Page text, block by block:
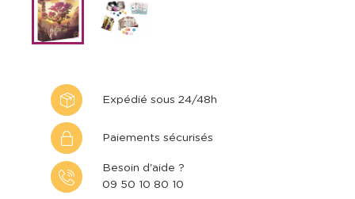
Expédié sous 24/48h
Paiements sécurisés
Besoin d'aide ?
09 50 10 80 10